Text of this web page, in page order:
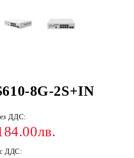
8G-2S+IN
ДДС:
ДДС: